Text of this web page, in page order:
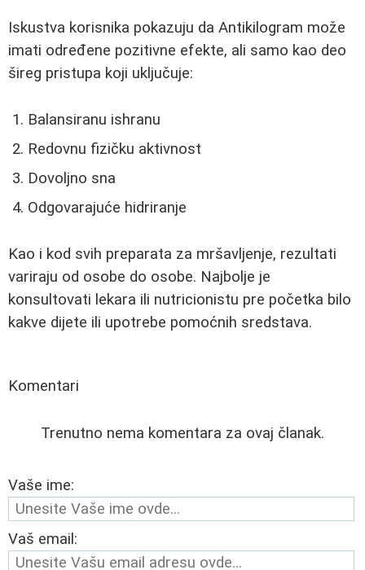
Iskustva korisnika pokazuju da Antikilogram može
imati određene pozitivne efekte, ali samo kao deo
šireg pristupa koji uključuje:
Balansiranu ishranu
Redovnu fizičku aktivnost
Dovoljno sna
Odgovarajuće hidriranje
Kao i kod svih preparata za mršavljenje, rezultati
variraju od osobe do osobe. Najbolje je
konsultovati lekara ili nutricionistu pre početka bilo
kakve dijete ili upotrebe pomoćnih sredstava.
Komentari
Trenutno nema komentara za ovaj članak.
Vaše ime:
Vaš email: